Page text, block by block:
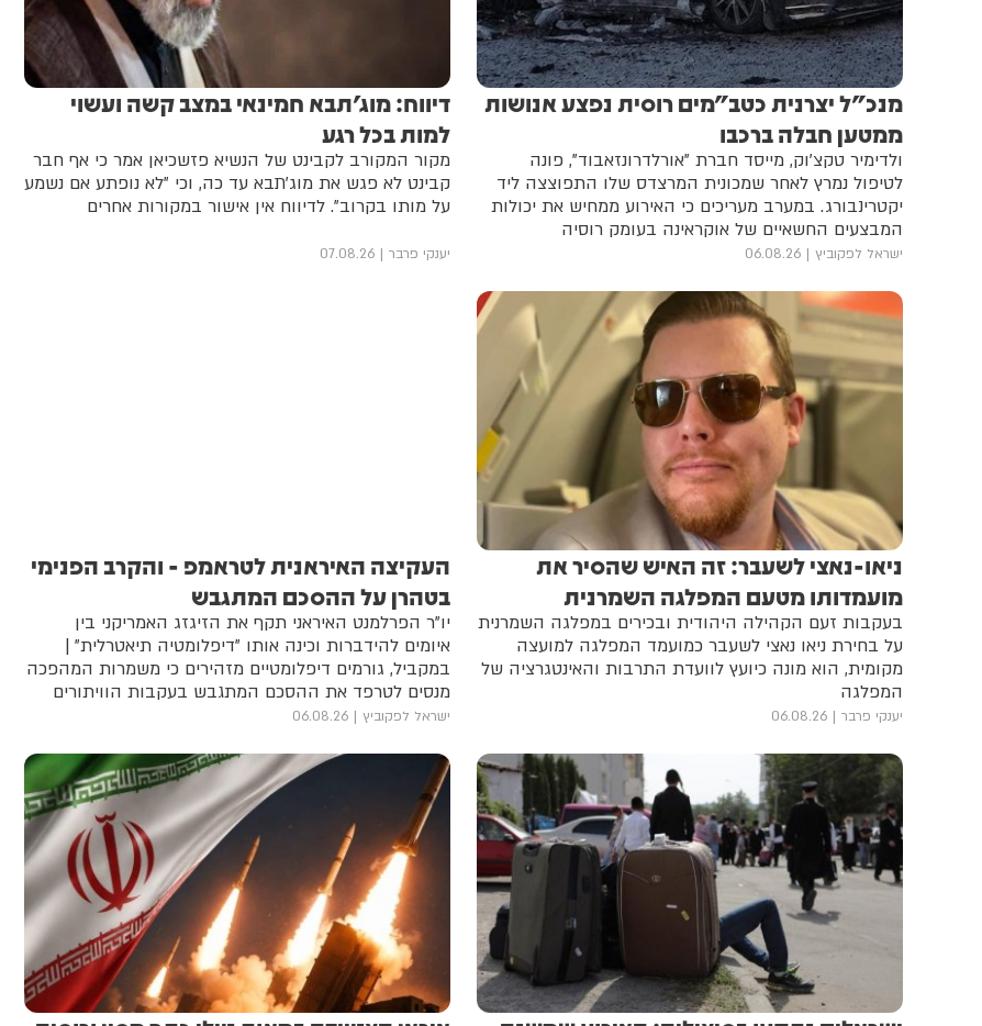
מנכ"ל יצרנית כטב"מים רוסית נפצע אנושות
ממטען חבלה ברכבו
ולדימיר טקצ'וק, מייסד חברת "אורלדרונזאבוד", פונה
לטיפול נמרץ לאחר שמכונית המרצדס שלו התפוצצה ליד
יקטרינבורג. במערב מעריכים כי האירוע ממחיש את יכולות
המבצעים החשאיים של אוקראינה בעומק רוסיה
ישראל לפקוביץ 06.08.26
דיווח: מוג'תבא חמינאי במצב קשה ועשוי
למות בכל רגע
מקור המקורב לקבינט של הנשיא פזשכיאן אמר כי אף חבר
קבינט לא פגש את מוג'תבא עד כה, וכי "לא נופתע אם נשמע
על מותו בקרוב". לדיווח אין אישור במקורות אחרים
יענקי פרבר 07.08.26
ניאו-נאצי לשעבר: זה האיש שהסיר את
מועמדותו מטעם המפלגה השמרנית
בעקבות זעם הקהילה היהודית ובכירים במפלגה השמרנית
על בחירת ניאו נאצי לשעבר כמועמד המפלגה למועצה
מקומית, הוא מונה כיועץ לוועדת התרבות והאינטגרציה של
המפלגה
יענקי פרבר 06.08.26
העקיצה האיראנית לטראמפ - והקרב הפנימי
בטהרן על ההסכם המתגבש
יו"ר הפרלמנט האיראני תקף את הזיגזג האמריקני בין
איומים להידברות וכינה אותו "דיפלומטיה תיאטרלית" |
במקביל, גורמים דיפלומטיים מזהירים כי משמרות המהפכה
מנסים לטרפד את ההסכם המתגבש בעקבות הוויתורים
שנחשפו
ישראל לפקוביץ 06.08.26